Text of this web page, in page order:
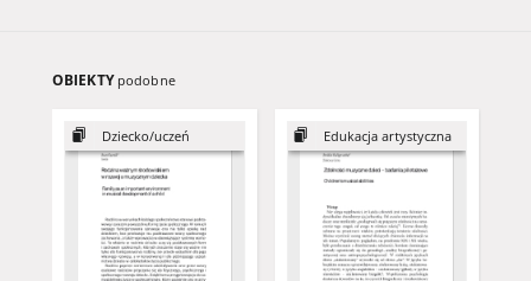
OBIEKTY podobne
Dziecko/uczeń Edukacja artystyczna